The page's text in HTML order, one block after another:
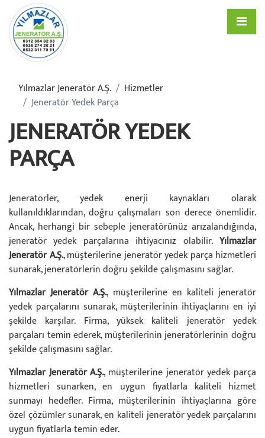
Yılmazlar Jeneratör A.ş.
Hizmetler
Jeneratör Yedek Parça
JENERATÖR YEDEK
PARÇA
Jeneratörler, yedek enerji kaynakları olarak
kullanıldıklarından, doğru çalışmaları son derece önemlidir.
Ancak, herhangi bir sebeple jeneratörünüz arızalandığında,
jeneratör yedek parçalarına ihtiyacınız olabilir. Yılmazlar
Jeneratör A.Ş., müşterilerine jeneratör yedek parça hizmetleri
sunarak, jeneratörlerin doğru şekilde çalışmasını sağlar.
Yılmazlar Jeneratör A.Ş., müşterilerine en kaliteli jeneratör
yedek parçalarını sunarak, müşterilerinin ihtiyaçlarını en iyi
şekilde karşılar. Firma, yüksek kaliteli jeneratör yedek
parçaları temin ederek, müşterilerinin jeneratörlerinin doğru
şekilde çalışmasını sağlar.
Yılmazlar Jeneratör A.Ş., müşterilerine jeneratör yedek parça
hizmetleri sunarken, en uygun fiyatlarla kaliteli hizmet
sunmayı hedefler. Firma, müşterilerinin ihtiyaçlarına göre
özel çözümler sunarak, en kaliteli jeneratör yedek parçalarını
uygun fiyatlarla temin eder.